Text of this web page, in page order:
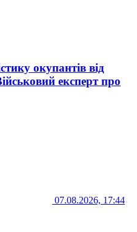
окупантів від
експерт про
07.08.2026, 17:44